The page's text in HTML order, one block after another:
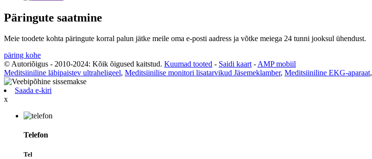
Päringute saatmine
Meie toodete kohta päringute korral palun jätke meile oma e-posti aadress ja võtke meiega 24 tunni jooksul ühendust.
päring kohe
© Autoriõigus - 2010-2024: Kõik õigused kaitstud. Kuumad tooted - Saidi kaart - AMP mobiil
Meditsiiniline läbipaistev ultraheligeel, Meditsiinilise monitori lisatarvikud Jäsemeklamber, Meditsiiniline EKG-aparaat,
Saada e-kiri
x
Telefon
Tel